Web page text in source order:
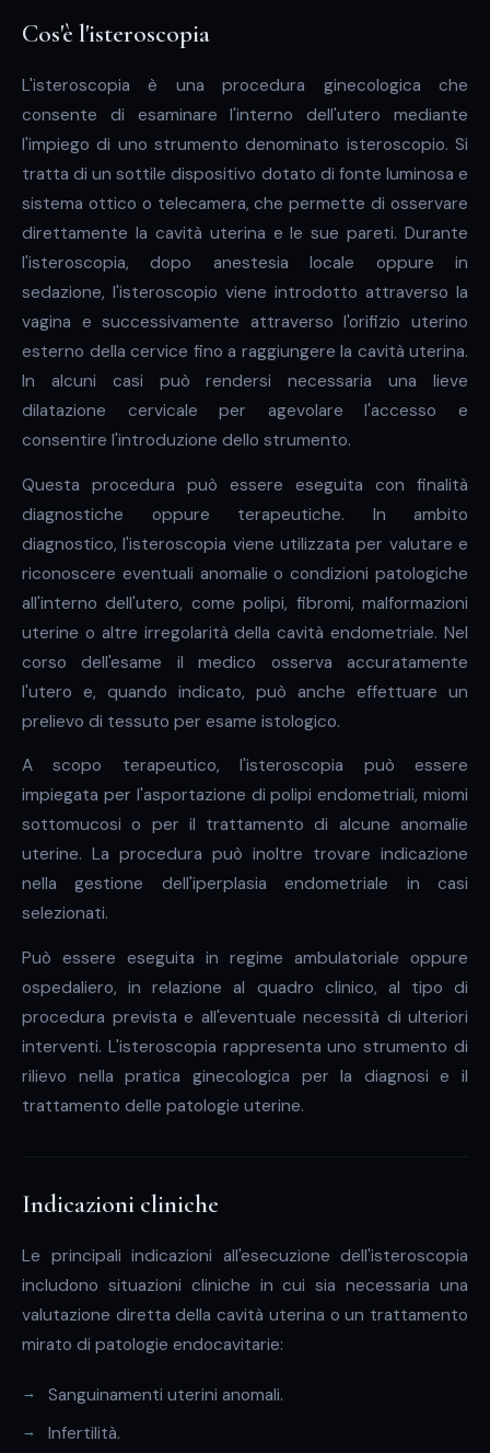
Cos'è l'isteroscopia
L'isteroscopia è una procedura ginecologica che
consente di esaminare l'interno dell'utero mediante
l'impiego di uno strumento denominato isteroscopio. Si
tratta di un sottile dispositivo dotato di fonte luminosa e
sistema ottico o telecamera, che permette di osservare
direttamente la cavità uterina e le sue pareti. Durante
l'isteroscopia, dopo anestesia locale oppure in
sedazione, l'isteroscopio viene introdotto attraverso la
vagina e successivamente attraverso l'orifizio uterino
esterno della cervice fino a raggiungere la cavità uterina.
In alcuni casi può rendersi necessaria una lieve
dilatazione cervicale per agevolare l'accesso e
consentire l'introduzione dello strumento.
Questa procedura può essere eseguita con finalità
diagnostiche oppure terapeutiche. In ambito
diagnostico, l'isteroscopia viene utilizzata per valutare e
riconoscere eventuali anomalie o condizioni patologiche
all'interno dell'utero, come polipi, fibromi, malformazioni
uterine o altre irregolarità della cavità endometriale. Nel
corso dell'esame il medico osserva accuratamente
l'utero e, quando indicato, può anche effettuare un
prelievo di tessuto per esame istologico.
A scopo terapeutico, l'isteroscopia può essere
impiegata per l'asportazione di polipi endometriali, miomi
sottomucosi o per il trattamento di alcune anomalie
uterine. La procedura può inoltre trovare indicazione
nella gestione dell'iperplasia endometriale in casi
selezionati.
Può essere eseguita in regime ambulatoriale oppure
ospedaliero, in relazione al quadro clinico, al tipo di
procedura prevista e all'eventuale necessità di ulteriori
interventi. L'isteroscopia rappresenta uno strumento di
rilievo nella pratica ginecologica per la diagnosi e il
trattamento delle patologie uterine.
Indicazioni cliniche
Le principali indicazioni all'esecuzione dell'isteroscopia
includono situazioni cliniche in cui sia necessaria una
valutazione diretta della cavità uterina o un trattamento
mirato di patologie endocavitarie:
Sanguinamenti uterini anomali.
Infertilità.